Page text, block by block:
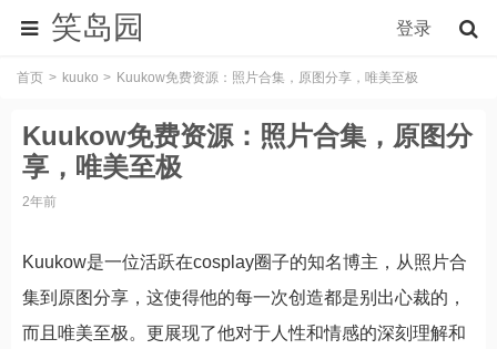
笑岛园 登录
首页 kuuko Kuukow免费资源：照片合集，原图分享，唯美至极
Kuukow免费资源：照片合集，原图分
享，唯美至极
2年前
Kuukow是一位活跃在cosplay圈子的知名博主，从照片合
集到原图分享，这使得他的每一次创造都是别出心裁的，
而且唯美至极。更展现了他对于人性和情感的深刻理解和